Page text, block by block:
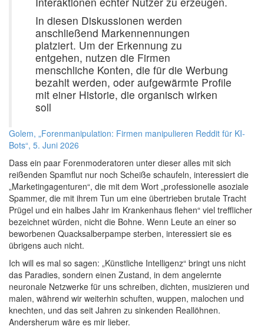
In diesen Diskussionen werden
anschließend Markennennungen
platziert. Um der Erkennung zu
entgehen, nutzen die Firmen
menschliche Konten, die für die Werbung
bezahlt werden, oder aufgewärmte Profile
mit einer Historie, die organisch wirken
soll
Golem, „Forenmanipulation: Firmen manipulieren Reddit für KI-
Bots“, 5. Juni 2026
Dass ein paar Forenmoderatoren unter dieser alles mit sich
reißenden Spamflut nur noch Scheiße schaufeln, interessiert die
„Marketingagenturen“, die mit dem Wort „professionelle asoziale
Spammer, die mit ihrem Tun um eine übertrieben brutale Tracht
Prügel und ein halbes Jahr im Krankenhaus flehen“ viel trefflicher
bezeichnet würden, nicht die Bohne. Wenn Leute an einer so
beworbenen Quacksalberpampe sterben, interessiert sie es
übrigens auch nicht.
Ich will es mal so sagen: „Künstliche Intelligenz“ bringt uns nicht
das Paradies, sondern einen Zustand, in dem angelernte
neuronale Netzwerke für uns schreiben, dichten, musizieren und
malen, während wir weiterhin schuften, wuppen, malochen und
knechten, und das seit Jahren zu sinkenden Reallöhnen.
Andersherum wäre es mir lieber.